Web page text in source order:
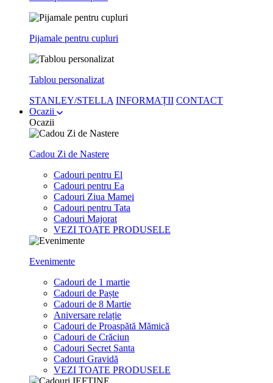
Pijamale pentru cupluri
Tablou personalizat
STANLEY/STELLA INFORMAȚII CONTACT
Ocazii
Ocazii
Cadou Zi de Nastere
Cadouri pentru El
Cadouri pentru Ea
Cadouri Ziua Mamei
Cadouri pentru Tata
Cadouri Majorat
VEZI TOATE PRODUSELE
Evenimente
Cadouri de 1 martie
Cadouri de Paște
Cadouri de 8 Martie
Aniversare relație
Cadouri de Proaspătă Mămică
Cadouri de Crăciun
Cadouri Secret Santa
Cadouri Gravidă
VEZI TOATE PRODUSELE